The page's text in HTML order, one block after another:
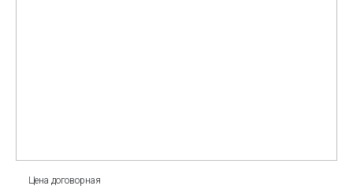
Цена договорная